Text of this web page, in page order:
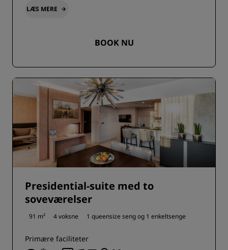
LÆS MERE
BOOK NU
Presidential-suite med to
soveværelser
91 m² 4 voksne 1 queensize seng og 1 enkeltsenge
Primære faciliteter